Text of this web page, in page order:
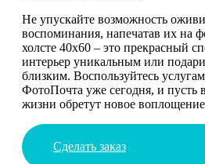
Не упускайте возможность
воспоминания, напечатав их на
холсте 40х60 – это прекрасный
интерьер уникальным или
близким. Воспользуйтесь
ФотоПочта уже сегодня, и пусть
жизни обретут новое
Сделать заказ